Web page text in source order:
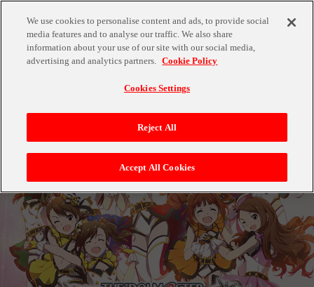
We use cookies to personalise content and ads, to provide social
media features and to analyse our traffic. We also share
information about your use of our site with our social media,
advertising and analytics partners. Cookie Policy
Cookies Settings
Reject All
Accept All Cookies